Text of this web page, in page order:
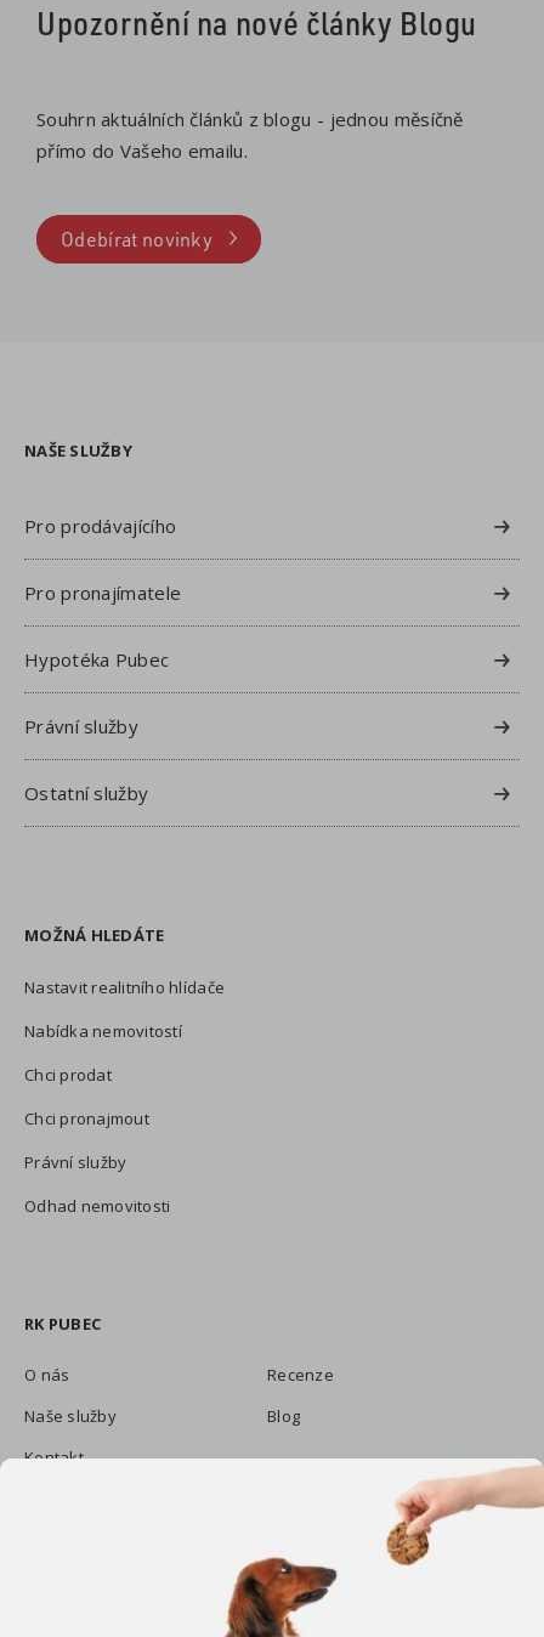
Upozornění na nové články Blogu
Souhrn aktuálních článků z blogu - jednou měsíčně
přímo do Vašeho emailu.
Odebírat novinky
RK PUBEC
O nás
Recenze
Naše služby
Blog
Kontakt
NAŠE SLUŽBY
Pro prodávajícího
Pro pronajímatele
Hypotéka Pubec
Právní služby
Ostatní služby
MOŽNÁ HLEDÁTE
Nastavit realitního hlídače
Nabídka nemovitostí
Chci prodat
Chci pronajmout
Právní služby
Odhad nemovitosti